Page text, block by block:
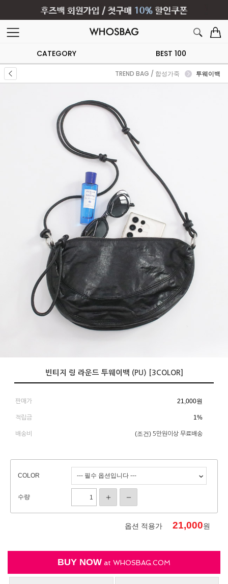
CATEGORY BEST 100
TREND BAG / 합성가죽 투웨이백
빈티지 링 라운드 투웨이백 (PU) [3COLOR]
판매가 21,000원
적립금 1%
배송비 (조건) 5만원이상 무료배송
COLOR
수량
옵션 적용가 21,000원
BUY NOW at WHOSBAG.COM